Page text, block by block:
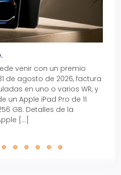
venir con un premio
de agosto de 2026, factura
en uno o varios WR, y
un Apple iPad Pro de 11
GB. Detalles de la
[…]